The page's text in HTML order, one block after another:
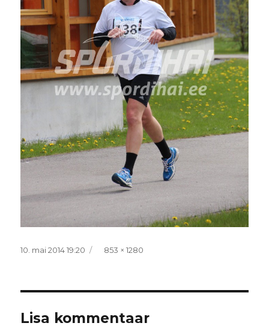
Postitatud
10. mai 2014 19:20 Täissuurus
853 × 1280
Lisa kommentaar